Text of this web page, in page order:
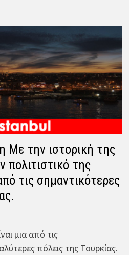
Με την ιστορική της
πολιτιστικό της
τις σημαντικότερες
μια από τις
πόλεις της Τουρκίας.